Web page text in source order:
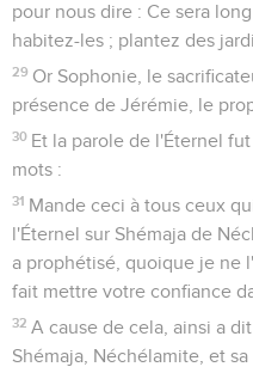
pour nous dire : Ce sera
habitez-les ; plantez des
29 Or Sophonie, le
présence de Jérémie, le
30 Et la parole de l'Éternel
mots :
31 Mande ceci à tous ceux
l'Éternel sur Shémaja de
a prophétisé, quoique je ne
fait mettre votre confiance
32 A cause de cela, ainsi a
Shémaja, Néchélamite, et